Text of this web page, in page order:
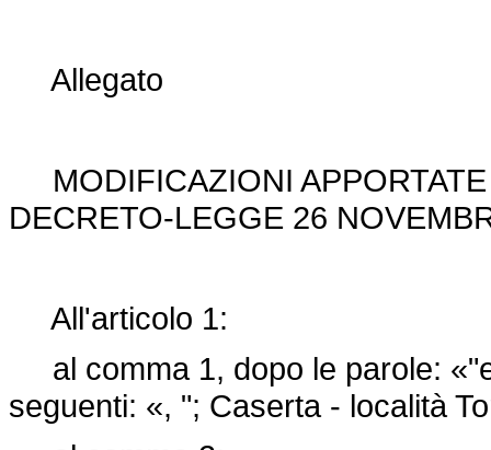
Allegato
MODIFICAZIONI
DECRETO-LEGGE 26
All'articolo 1:
al comma 1, dopo le parole:
seguenti: «, "; Caserta - località